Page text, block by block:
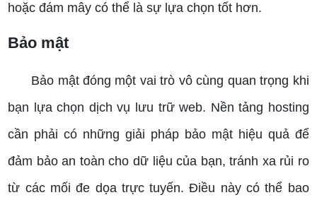
hoặc đám mây có thể là sự lựa chọn tốt hơn.
Bảo mật
Bảo mật đóng một vai trò vô cùng quan trọng khi
bạn lựa chọn dịch vụ lưu trữ web. Nền tảng hosting
cần phải có những giải pháp bảo mật hiệu quả để
đảm bảo an toàn cho dữ liệu của bạn, tránh xa rủi ro
từ các mối đe dọa trực tuyến. Điều này có thể bao